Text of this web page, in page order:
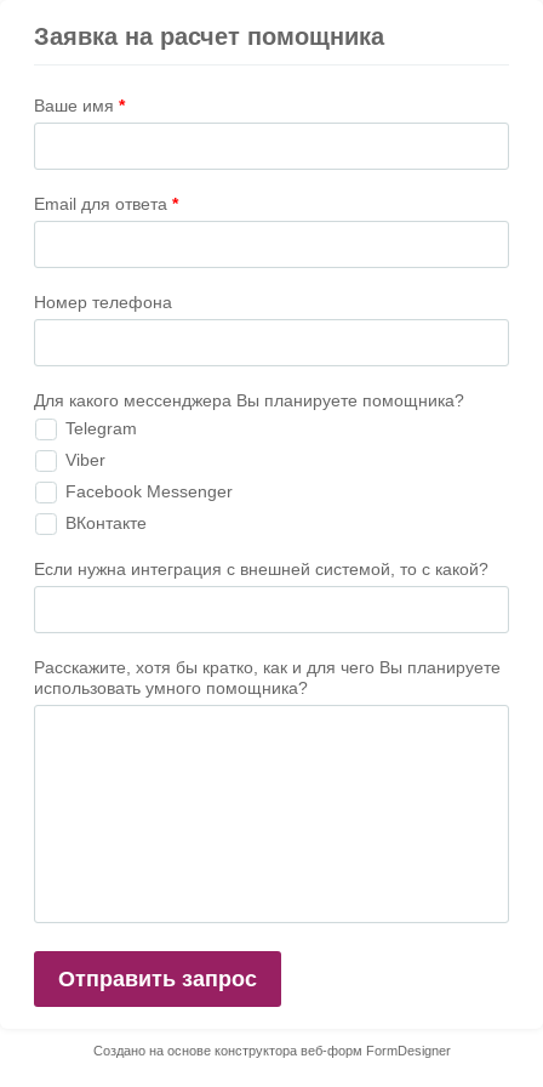
Заявка на расчет помощника
Ваше имя *
Email для ответа *
Номер телефона
Для какого мессенджера Вы планируете помощника?
Telegram
Viber
Facebook Messenger
ВКонтакте
Если нужна интеграция с внешней системой, то с какой?
Расскажите, хотя бы кратко, как и для чего Вы планируете
использовать умного помощника?
Отправить запрос
Создано на основе конструктора веб-форм FormDesigner